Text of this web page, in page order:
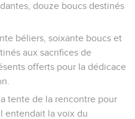
douze boucs destinés
béliers, soixante boucs et
aux sacrifices de
offerts pour la dédicace
tente de la rencontre pour
entendait la voix du